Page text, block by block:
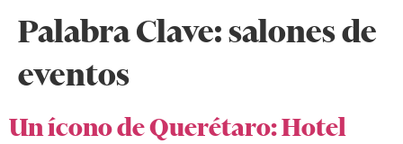
Palabra Clave:salones de
eventos
Un ícono de Querétaro: Hotel